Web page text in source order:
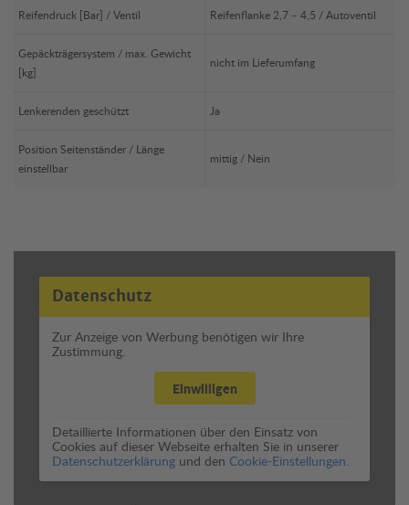
Reifendruck [Bar] / Ventil Reifenflanke 2,7 – 4,5 / Autoventil
Gepäckträgersystem / max. Gewicht
[kg]
nicht im Lieferumfang
Lenkerenden geschützt Ja
Position Seitenständer / Länge
einstellbar
mittig / Nein
Datenschutz
Zur Anzeige von Werbung benötigen wir Ihre
Zustimmung.
Einwilligen
Detaillierte Informationen über den Einsatz von
Cookies auf dieser Webseite erhalten Sie in unserer
Datenschutzerklärung und den Cookie-Einstellungen.